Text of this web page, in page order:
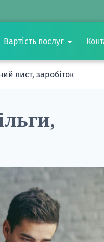
Вартість послуг
лист, заробіток